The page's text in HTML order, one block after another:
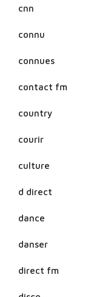
cnn
connu
connues
contact fm
country
courir
culture
d direct
dance
danser
direct fm